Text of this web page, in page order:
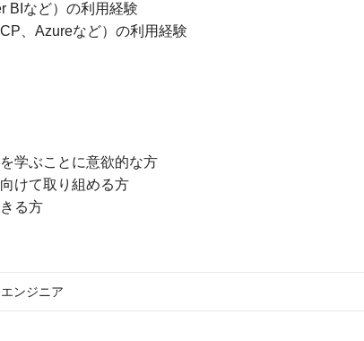
BIなど）の利用経験
、Azureなど）の利用経験
学ぶことに意欲的な方
けて取り組める方
る方
ンジニア